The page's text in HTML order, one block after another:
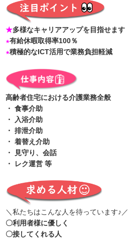
★多様なキャリアアップを目指せます
★有給休暇取得率100％
★積極的なICT活用で業務負担軽減
高齢者住宅における介護業務全般
・ 食事介助
・ 入浴介助
・ 排泄介助
・ 着替え介助
・ 見守り、会話
・ レク運営 等
＼私たちはこんな人を待っています♪／
〇利用者様に優しく
〇接してくれる人